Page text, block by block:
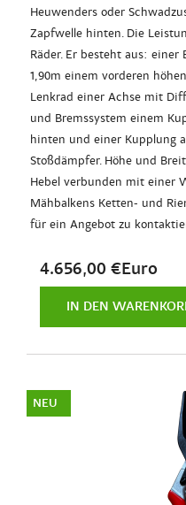
Heuwenders oder
Zapfwelle hinten. Die
Räder. Er besteht aus:
1,90m einem vorderen
Lenkrad einer Achse mit
und Bremssystem einem
hinten und einer Kupplung
Stoßdämpfer. Höhe und
Hebel verbunden mit einer
Mähbalkens Ketten- und
für ein Angebot zu
4.656,00 €Euro
IN DEN
NEU